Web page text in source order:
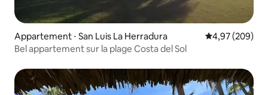
Appartement ⋅ San Luis La Herradura Évaluation
4,97 (209)
Bel appartement sur la plage Costa del Sol